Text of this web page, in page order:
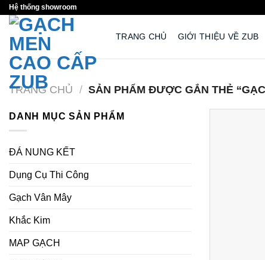
Skip
content
Hệ thống showroom
TRANG CHỦ GIỚI THIỆU VỀ ZUB
TRANG CHỦ / SẢN PHẨM ĐƯỢC GẮN THẺ
DANH MỤC SẢN PHẨM
ĐÁ NUNG KẾT
Dụng Cụ Thi Công
Gạch Vân Mây
Khắc Kim
MAP GẠCH